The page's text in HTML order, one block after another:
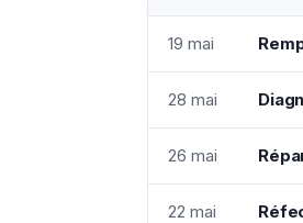
19 mai
28 mai
26 mai
22 mai